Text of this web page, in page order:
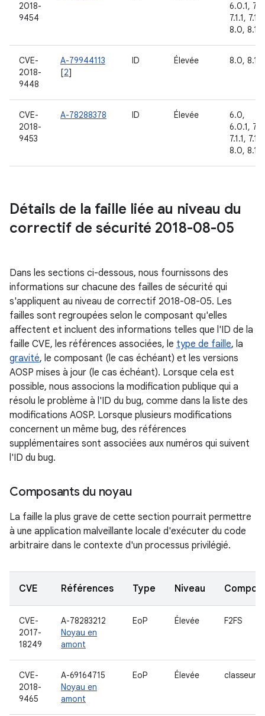
2018-
9454
6.0.1,
7.1.1,
8.0, 8.1
CVE-
2018-
9448
A-79944113
[2]
ID Élevée 8.0, 8.1
CVE-
2018-
9453
A-78288378 ID Élevée
6.0,
6.0.1,
7.1.1,
8.0, 8.1
Détails de la faille liée au niveau du
correctif de sécurité 2018-08-05
Dans les sections ci-dessous, nous fournissons des
informations sur chacune des failles de sécurité qui
s'appliquent au niveau de correctif 2018-08-05. Les
failles sont regroupées selon le composant qu'elles
affectent et incluent des informations telles que l'ID de la
faille CVE, les références associées, le type de faille, la
gravité, le composant (le cas échéant) et les versions
AOSP mises à jour (le cas échéant). Lorsque cela est
possible, nous associons la modification publique qui a
résolu le problème à l'ID du bug, comme dans la liste des
modifications AOSP. Lorsque plusieurs modifications
concernent un même bug, des références
supplémentaires sont associées aux numéros qui suivent
l'ID du bug.
Composants du noyau
La faille la plus grave de cette section pourrait permettre
à une application malveillante locale d'exécuter du code
arbitraire dans le contexte d'un processus privilégié.
CVE Références Type Niveau
CVE-
2017-
18249
A-78283212
Noyau en
amont
EoP Élevée F2FS
CVE-
2018-
9465
A-69164715
Noyau en
amont
EoP Élevée classeur